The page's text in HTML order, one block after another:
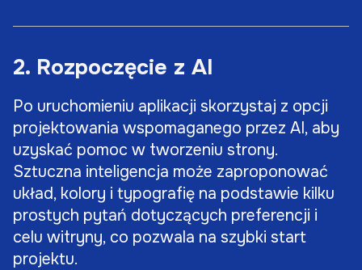
2. Rozpoczęcie z AI
Po uruchomieniu aplikacji skorzystaj z opcji
projektowania wspomaganego przez AI, aby
uzyskać pomoc w tworzeniu strony.
Sztuczna inteligencja może zaproponować
układ, kolory i typografię na podstawie kilku
prostych pytań dotyczących preferencji i
celu witryny, co pozwala na szybki start
projektu.